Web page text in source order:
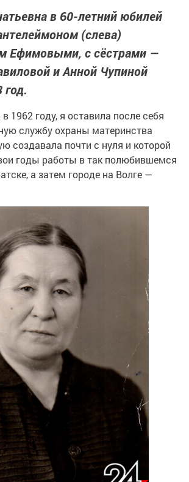
в 60-летний юбилей
(слева)
Ефимовыми, с сёстрами —
и Анной Чупиной
год.
1962 году, я оставила после себя
службу охраны материнства
создавала почти с нуля и которой
годы работы в так полюбившемся
а затем городе на Волге —